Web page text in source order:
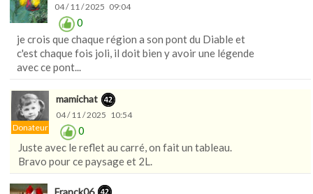
04 / 11 / 2025 09:04
0
je crois que chaque région a son pont du Diable et
c'est chaque fois joli, il doit bien y avoir une légende
avec ce pont...
Donateur
mamichat
04 / 11 / 2025 10:54
0
Juste avec le reflet au carré, on fait un tableau.
Bravo pour ce paysage et 2L.
Franck06